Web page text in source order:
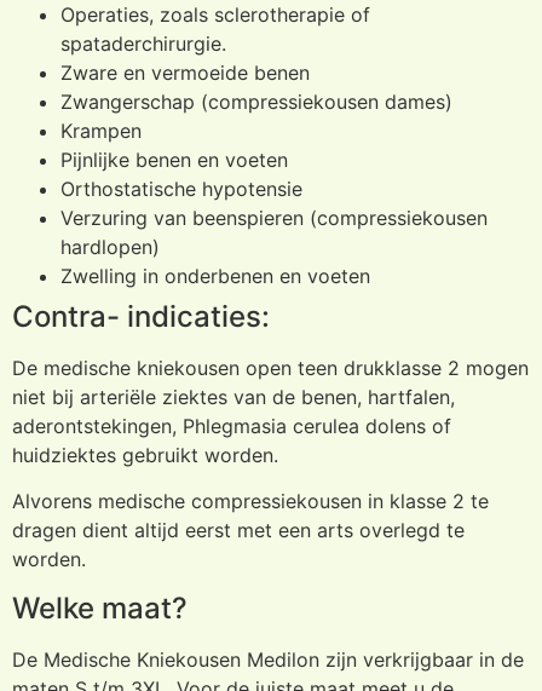
Operaties, zoals sclerotherapie of
spataderchirurgie.
Zware en vermoeide benen
Zwangerschap (compressiekousen dames)
Krampen
Pijnlijke benen en voeten
Orthostatische hypotensie
Verzuring van beenspieren (compressiekousen
hardlopen)
Zwelling in onderbenen en voeten
Contra- indicaties:
De medische kniekousen open teen drukklasse 2 mogen
niet bij arteriële ziektes van de benen, hartfalen,
aderontstekingen, Phlegmasia cerulea dolens of
huidziektes gebruikt worden.
Alvorens medische compressiekousen in klasse 2 te
dragen dient altijd eerst met een arts overlegd te
worden.
Welke maat?
De Medische Kniekousen Medilon zijn verkrijgbaar in de